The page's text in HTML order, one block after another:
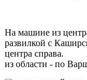
На машине из
развилкой с
центра справа.
из области - по